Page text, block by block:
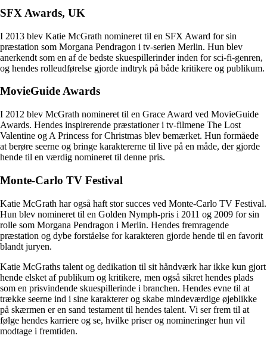
SFX Awards, UK
I 2013 blev Katie McGrath nomineret til en SFX Award for sin
præstation som Morgana Pendragon i tv-serien Merlin. Hun blev
anerkendt som en af de bedste skuespillerinder inden for sci-fi-genren,
og hendes rolleudførelse gjorde indtryk på både kritikere og publikum.
MovieGuide Awards
I 2012 blev McGrath nomineret til en Grace Award ved MovieGuide
Awards. Hendes inspirerende præstationer i tv-filmene The Lost
Valentine og A Princess for Christmas blev bemærket. Hun formåede
at berøre seerne og bringe karaktererne til live på en måde, der gjorde
hende til en værdig nomineret til denne pris.
Monte-Carlo TV Festival
Katie McGrath har også haft stor succes ved Monte-Carlo TV Festival.
Hun blev nomineret til en Golden Nymph-pris i 2011 og 2009 for sin
rolle som Morgana Pendragon i Merlin. Hendes fremragende
præstation og dybe forståelse for karakteren gjorde hende til en favorit
blandt juryen.
Katie McGraths talent og dedikation til sit håndværk har ikke kun gjort
hende elsket af publikum og kritikere, men også sikret hendes plads
som en prisvindende skuespillerinde i branchen. Hendes evne til at
trække seerne ind i sine karakterer og skabe mindeværdige øjeblikke
på skærmen er en sand testament til hendes talent. Vi ser frem til at
følge hendes karriere og se, hvilke priser og nomineringer hun vil
modtage i fremtiden.